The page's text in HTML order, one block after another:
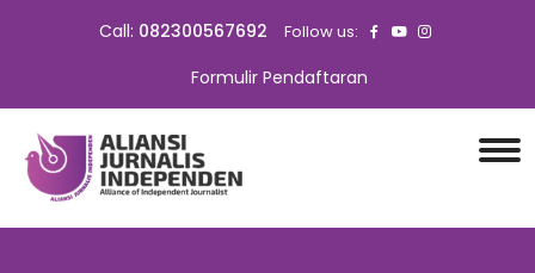
Call: 082300567692 Follow us:
Formulir Pendaftaran